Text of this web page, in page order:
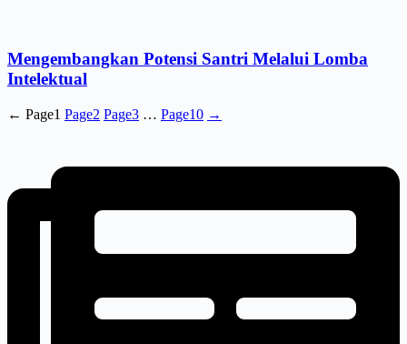
Mengembangkan Potensi Santri Melalui Lomba
Intelektual
← Page1 Page2 Page3 … Page10 →